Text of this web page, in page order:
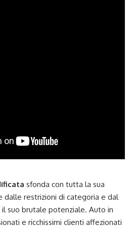
sfonda con tutta la sua
dalle restrizioni di categoria e dal
suo brutale potenziale. Auto in
e ricchissimi clienti affezionati